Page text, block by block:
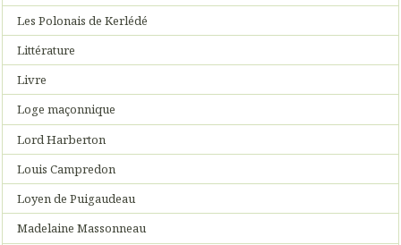
Les Polonais de Kerlédé
Littérature
Livre
Loge maçonnique
Lord Harberton
Louis Campredon
Loyen de Puigaudeau
Madelaine Massonneau